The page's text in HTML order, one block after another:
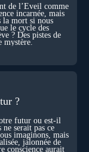
ces
de l’Éveil comme
incarnée, mais
la mort si nous
le cycle des
? Des pistes de
mystère.
?
futur ou est-il
serait pas ce
imaginons, mais
jalonnée de
conscience aurait